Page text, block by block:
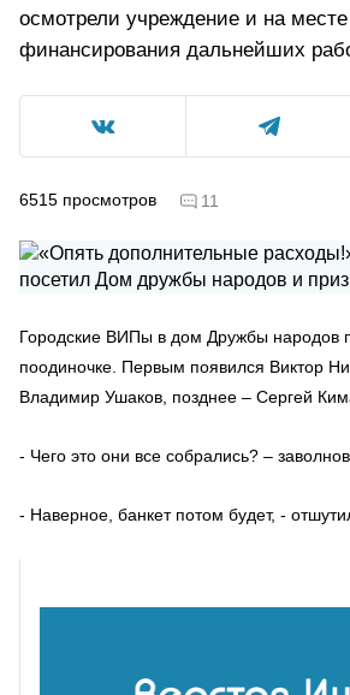
осмотрели учреждение и на
финансирования дальнейших
6515 просмотров 11
Городские ВИПы в дом Дружбы народов
поодиночке. Первым появился Виктор
Владимир Ушаков, позднее – Сергей
- Чего это они все собрались? –
- Наверное, банкет потом будет, -